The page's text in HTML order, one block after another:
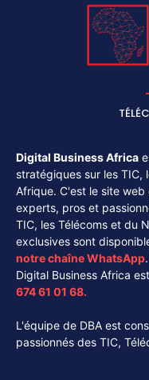
Digital Business Africa
stratégiques sur les TIC,
Afrique. C'est le site
experts, pros et
TIC, les Télécoms et du
exclusives sont
notre chaîneWhatsApp
Digital Business Africa est
674 61 01 68.
L'équipe de DBA est
passionnés des TIC,